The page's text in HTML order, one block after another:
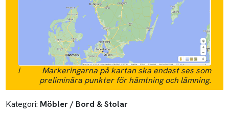
i
Markeringarna på kartan ska endast ses som
preliminära punkter för hämtning och lämning.
Kategori: Möbler / Bord & Stolar